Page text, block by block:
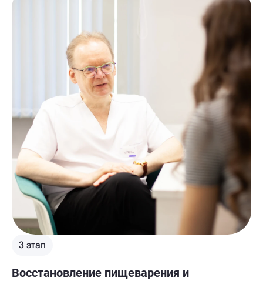
3 этап
Восстановление пищеварения и